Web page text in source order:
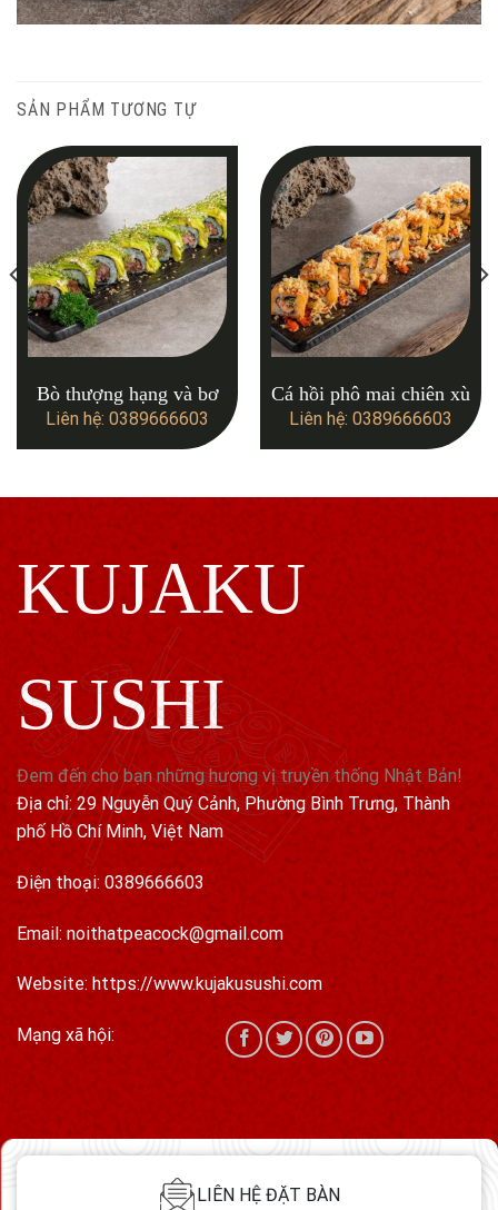
SẢN PHẨM TƯƠNG TỰ
Bò thượng hạng và bơ
Liên hệ: 0389666603
Cá hồi phô mai chiên xù
Liên hệ: 0389666603
KUJAKU
SUSHI
Đem đến cho bạn những hương vị truyền thống Nhật Bản!
Địa chỉ: 29 Nguyễn Quý Cảnh, Phường Bình Trưng, Thành
phố Hồ Chí Minh, Việt Nam
Điện thoại: 0389666603
Email: noithatpeacock@gmail.com
Website: https://www.kujakusushi.com
Mạng xã hội:
LIÊN HỆ ĐẶT BÀN